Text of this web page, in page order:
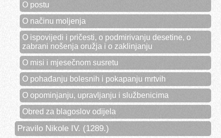
O postu
O načinu moljenja
O ispovijedi i pričesti, o podmirivanju desetine, o
zabrani nošenja oružja i o zaklinjanju
O misi i mjesečnom susretu
O pohađanju bolesnih i pokapanju mrtvih
O opominjanju, upravljanju i službenicima
Obred za blagoslov odijela
Pravilo Nikole IV. (1289.)